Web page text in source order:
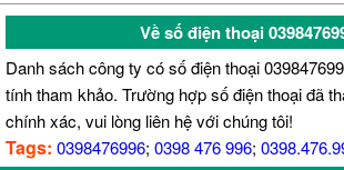
Về số điện thoại
Danh sách công ty có số điện thoại
tính tham khảo. Trường hợp số điện thoại đã
chính xác, vui lòng liên hệ với chúng tôi!
Tags: 0398476996; 0398 476 996;